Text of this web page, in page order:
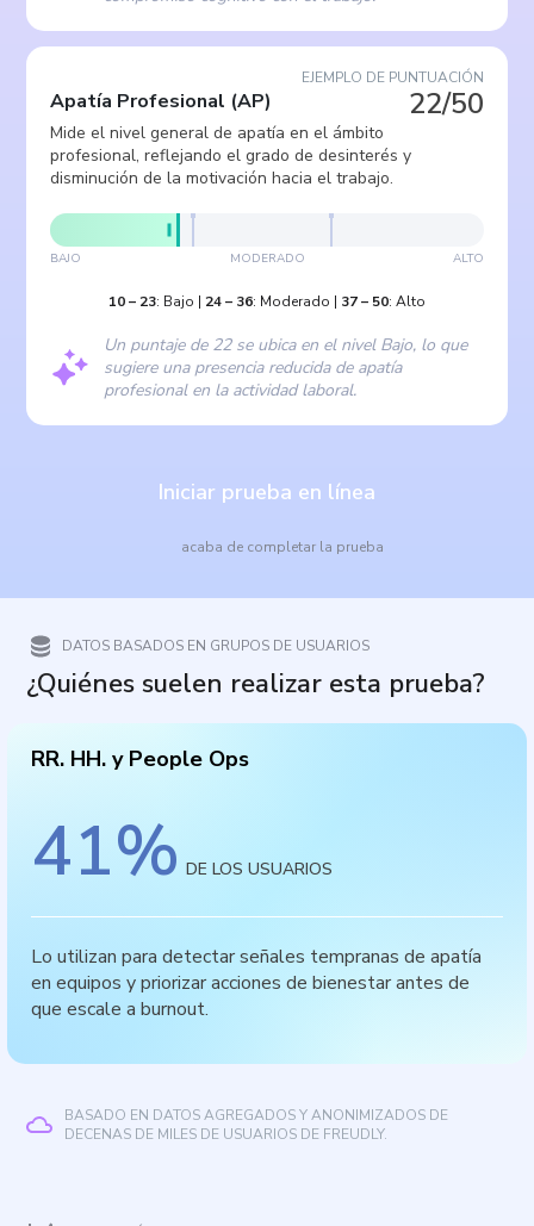
EJEMPLO DE PUNTUACIÓN
22/50
Apatía Profesional (AP)
Mide el nivel general de apatía en el ámbito
profesional, reflejando el grado de desinterés y
disminución de la motivación hacia el trabajo.
BAJO MODERADO ALTO
10– 23: Bajo | 24– 36: Moderado | 37– 50: Alto
Un puntaje de 22 se ubica en el nivel Bajo, lo que
sugiere una presencia reducida de apatía
profesional en la actividad laboral.
Iniciar prueba en línea
acaba de completar la prueba
DATOS BASADOS EN GRUPOS DE USUARIOS
¿Quiénes suelen realizar esta prueba?
RR. HH. y People Ops
41% DE LOS USUARIOS
Lo utilizan para detectar señales tempranas de apatía
en equipos y priorizar acciones de bienestar antes de
que escale a burnout.
BASADO EN DATOS AGREGADOS Y ANONIMIZADOS DE
DECENAS DE MILES DE USUARIOS DE FREUDLY.